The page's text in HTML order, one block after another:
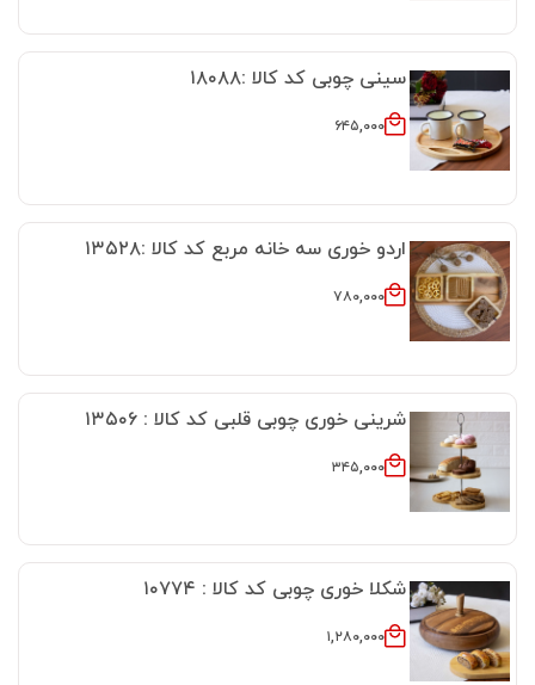
سینی چوبی کد کالا :۱۸۰۸۸
۶۴۵,۰۰۰
اردو خوری سه خانه مربع کد کالا :۱۳۵۲۸
۷۸۰,۰۰۰
شرینی خوری چوبی قلبی کد کالا : ۱۳۵۰۶
۳۴۵,۰۰۰
شکلا خوری چوبی کد کالا : ۱۰۷۷۴
۱,۲۸۰,۰۰۰